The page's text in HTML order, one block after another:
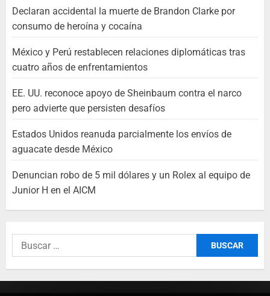
Declaran accidental la muerte de Brandon Clarke por
consumo de heroína y cocaína
México y Perú restablecen relaciones diplomáticas tras
cuatro años de enfrentamientos
EE. UU. reconoce apoyo de Sheinbaum contra el narco
pero advierte que persisten desafíos
Estados Unidos reanuda parcialmente los envíos de
aguacate desde México
Denuncian robo de 5 mil dólares y un Rolex al equipo de
Junior H en el AICM